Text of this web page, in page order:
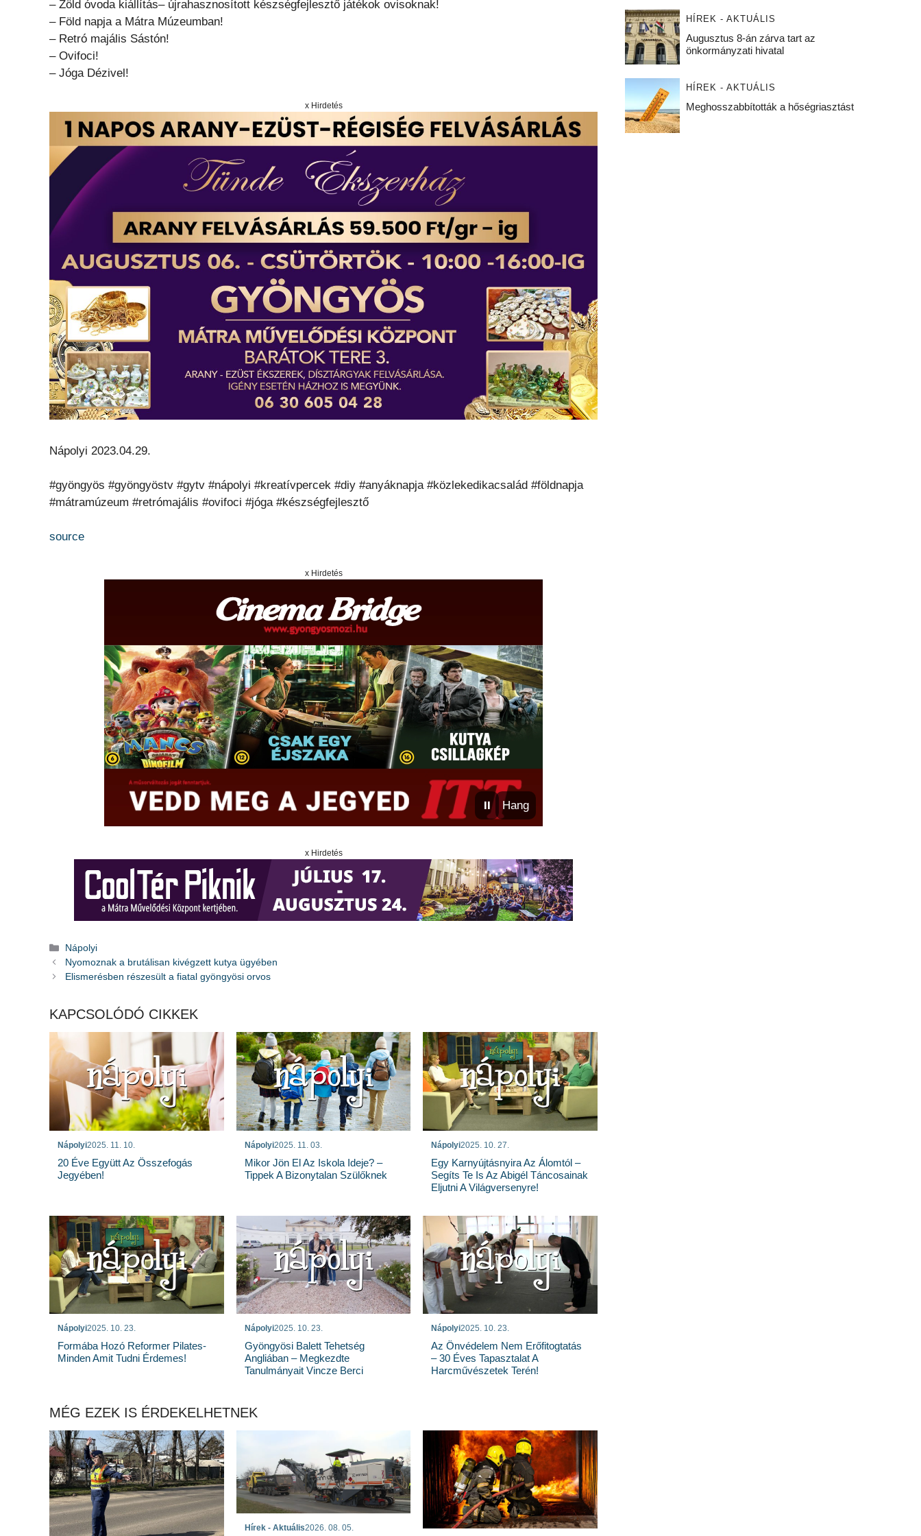
– Zöld óvoda kiállítás– újrahasznosított készségfejlesztő játékok ovisoknak!
– Föld napja a Mátra Múzeumban!
– Retró majális Sástón!
– Ovifoci!
– Jóga Dézivel!
x Hirdetés
Nápolyi 2023.04.29.
#gyöngyös #gyöngyöstv #gytv #nápolyi #kreatívpercek #diy #anyáknapja #közlekedikacsalád #földnapja
#mátramúzeum #retrómajális #ovifoci #jóga #készségfejlesztő
source
x Hirdetés
⏸ Hang
x Hirdetés
Kategória
Nápolyi
Nyomoznak a brutálisan kivégzett kutya ügyében
Elismerésben részesült a fiatal gyöngyösi orvos
KAPCSOLÓDÓ CIKKEK
Nápolyi2025. 11. 10.
20 Éve Együtt Az Összefogás
Jegyében!
Nápolyi2025. 11. 03.
Mikor Jön El Az Iskola Ideje? –
Tippek A Bizonytalan Szülőknek
Nápolyi2025. 10. 27.
Egy Karnyújtásnyira Az Álomtól –
Segíts Te Is Az Abigél Táncosainak
Eljutni A Világversenyre!
Nápolyi2025. 10. 23.
Formába Hozó Reformer Pilates-
Minden Amit Tudni Érdemes!
Nápolyi2025. 10. 23.
Gyöngyösi Balett Tehetség
Angliában – Megkezdte
Tanulmányait Vincze Berci
Nápolyi2025. 10. 23.
Az Önvédelem Nem Erőfitogtatás
– 30 Éves Tapasztalat A
Harcművészetek Terén!
MÉG EZEK IS ÉRDEKELHETNEK
Hírek - Aktuális2026. 08. 05.
HÍREK - AKTUÁLIS
Augusztus 8-án zárva tart az
önkormányzati hivatal
HÍREK - AKTUÁLIS
Meghosszabbították a hőségriasztást